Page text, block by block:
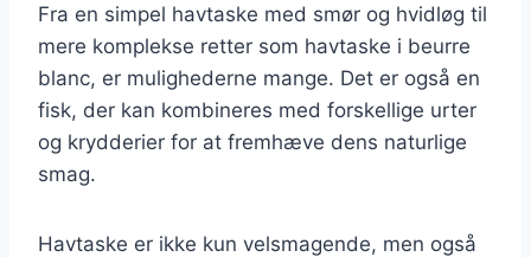
Fra en simpel havtaske med smør og hvidløg til
mere komplekse retter som havtaske i beurre
blanc, er mulighederne mange. Det er også en
fisk, der kan kombineres med forskellige urter
og krydderier for at fremhæve dens naturlige
smag.
Havtaske er ikke kun velsmagende, men også